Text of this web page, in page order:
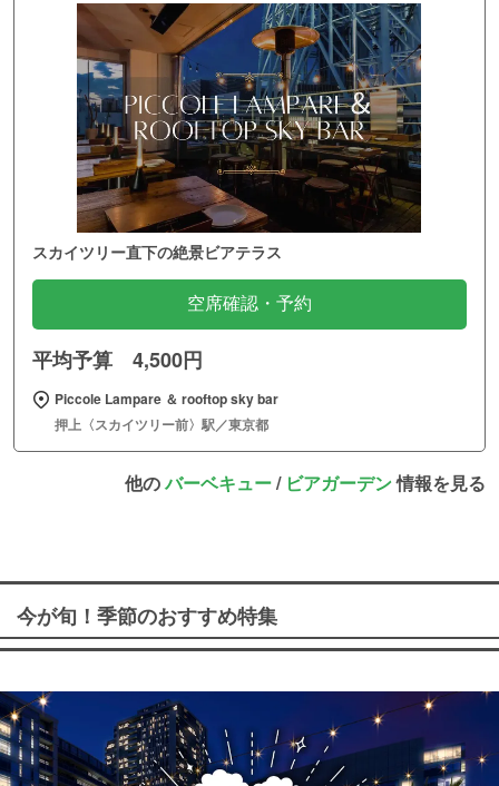
スカイツリー直下の絶景ビアテラス
空席確認・予約
平均予算 4,500円
Piccole Lampare ＆ rooftop sky bar
押上〈スカイツリー前〉駅／東京都
他のバーベキュー/ ビアガーデン情報を見る
今が旬！季節のおすすめ特集